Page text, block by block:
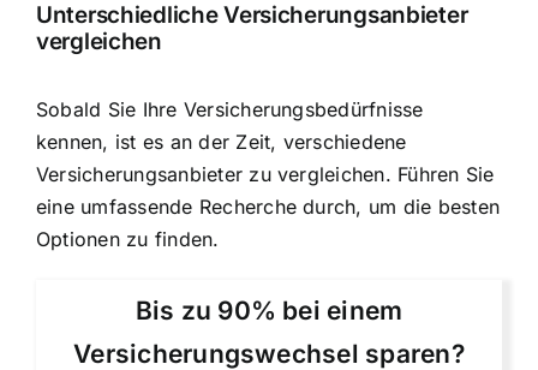
Unterschiedliche Versicherungsanbieter
vergleichen
Sobald Sie Ihre Versicherungsbedürfnisse
kennen, ist es an der Zeit, verschiedene
Versicherungsanbieter zu vergleichen. Führen Sie
eine umfassende Recherche durch, um die besten
Optionen zu finden.
Bis zu 90% bei einem
Versicherungswechsel sparen?